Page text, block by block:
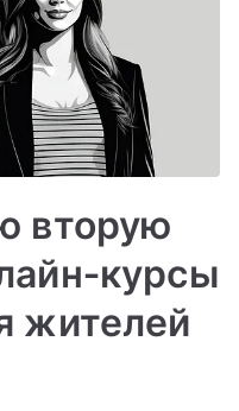
вторую
жителей